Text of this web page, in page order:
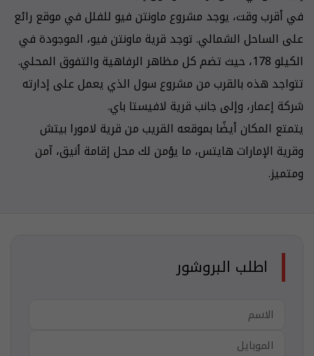
في أقرب وقت، يوجد مشروع ماونتن فيو للفلل في موقع رائع
على الساحل الشمالي. توجد قرية ماونتن فيو، الموجودة في
الكيلو 178، حيث تضم كل مظاهر الرفاهية والتفوق المحلي.
تتواجد هذه بالقرب من مشروع سول الذي يعمل على إدارته
شركة إعمار، وإلى جانب قرية لافيستا باي.
يتمتع المكان أيضًا بموقعه القريب من قرية لامورا بيتش
وقرية الإمارات هايتس، ما يؤمن لك محل إقامة أنيق، آمن
ومتميز.
اطلب البروشور